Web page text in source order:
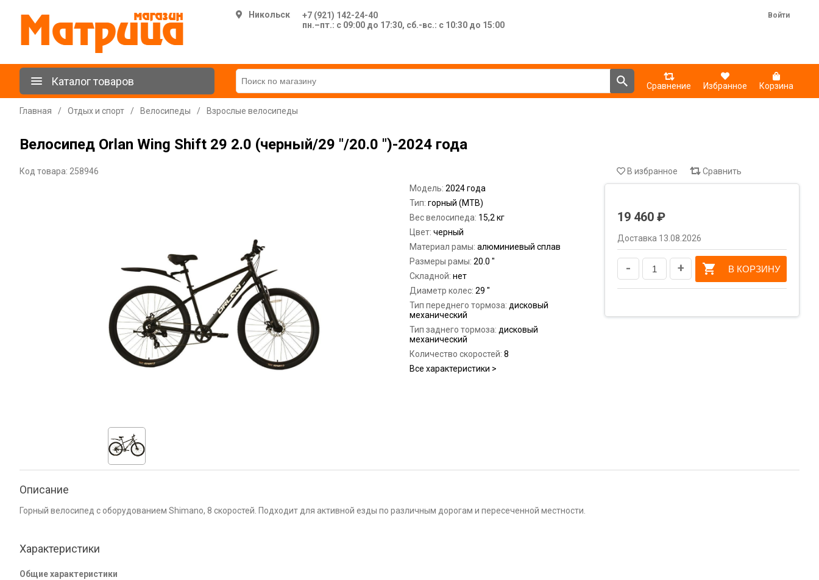
Никольск
+7 (921) 142-24-40
пн.–пт.: с 09:00 до 17:30, сб.-вс.: с 10:30 до 15:00
Войти
Каталог товаров Сравнение Избранное Корзина
Главная / Отдых и спорт / Велосипеды / Взрослые велосипеды
Велосипед Orlan Wing Shift 29 2.0 (черный/29 "/20.0 ")-2024 года
Код товара: 258946
Модель: 2024 года
Тип: горный (MTB)
Вес велосипеда: 15,2 кг
Цвет: черный
Материал рамы: алюминиевый сплав
Размеры рамы: 20.0 "
Складной: нет
Диаметр колес: 29 "
Тип переднего тормоза: дисковый
механический
Тип заднего тормоза: дисковый
механический
Количество скоростей: 8
Все характеристики >
В избранное Сравнить
19 460 ₽
Доставка 13.08.2026
- + В КОРЗИНУ
Описание
Горный велосипед с оборудованием Shimano, 8 скоростей. Подходит для активной езды по различным дорогам и пересеченной местности.
Характеристики
Общие характеристики